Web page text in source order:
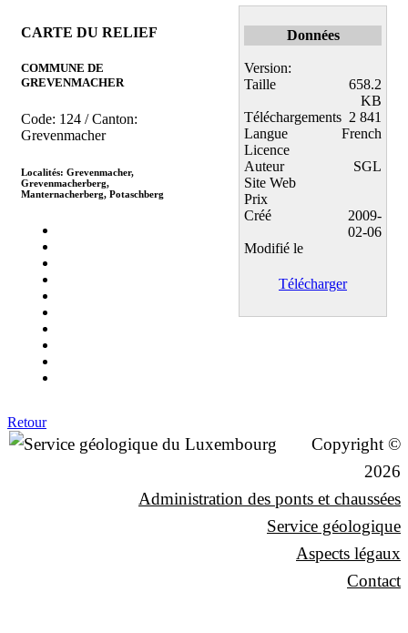
CARTE DU RELIEF
COMMUNE DE
GREVENMACHER
Code: 124 / Canton:
Grevenmacher
Localités: Grevenmacher,
Grevenmacherberg,
Manternacherberg, Potaschberg
Données
Version:
Taille
658.2
KB
Téléchargements 2 841
Langue
French
Licence
Auteur
SGL
Site Web
Prix
Créé
2009-
02-06
Modifié le
Télécharger
Retour
Copyright ©
2026
Administration des ponts et chaussées
Service géologique
Aspects légaux
Contact